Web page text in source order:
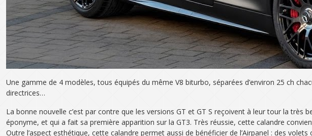
Une gamme de 4 modèles, tous équipés du même V8 biturbo, séparées d’environ 25 ch
directrices…
La bonne nouvelle c’est par contre que les versions GT et GT S reçoivent à leur tour la très
éponyme, et qui a fait sa première apparition sur la GT3. Très réussie, cette calandre
Outre l’aspect esthétique, cette calandre permet aussi de bénéficier de l’Airpanel : des